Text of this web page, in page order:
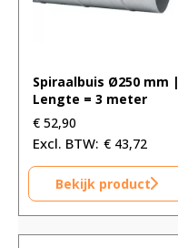
Spiraalbuis Ø250 mm |
Lengte = 3 meter
€ 52,90
€ 43,72
Bekijk product